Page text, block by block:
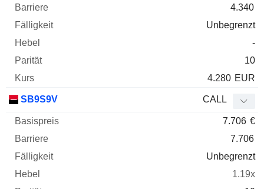
4.340
Unbegrenzt
-
10
4.280 EUR
SB9S9V CALL
7.706 €
7.706
Unbegrenzt
1.19x